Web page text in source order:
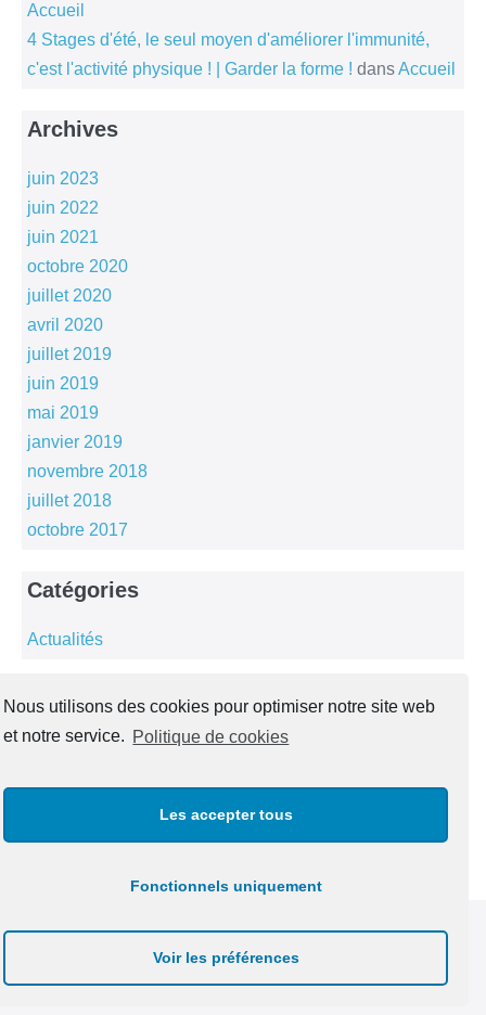
Nous utilisons des cookies pour optimiser notre site web
et notre service. Politique de cookies
Les accepter tous
Fonctionnels uniquement
Voir les préférences
Accueil
4 Stages d'été, le seul moyen d'améliorer l'immunité,
c'est l'activité physique ! | Garder la forme ! dansAccueil
Archives
juin 2023
juin 2022
juin 2021
octobre 2020
juillet 2020
avril 2020
juillet 2019
juin 2019
mai 2019
janvier 2019
novembre 2018
juillet 2018
octobre 2017
Catégories
Actualités
Méta
Flux des commentaires
Conception web
WEBSCRIPTOR